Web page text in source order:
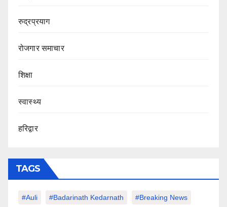
रुद्रप्रयाग
रोजगार समाचार
शिक्षा
स्वास्थ्य
हरिद्वार
TAGS
#auli #Badarinath Kedarnath #Breaking News